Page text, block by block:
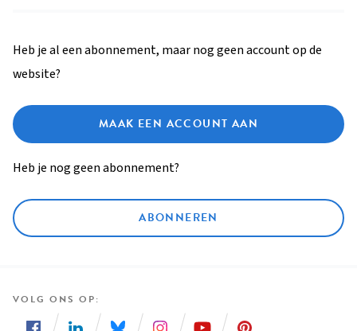
Heb je al een abonnement, maar nog geen account op de
website?
MAAK EEN ACCOUNT AAN
Heb je nog geen abonnement?
ABONNEREN
VOLG ONS OP